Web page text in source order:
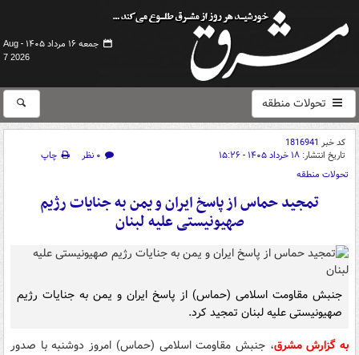
جمعه ۱۶ مرداد ۱۴۰۵ -
Aug
7 2026
تحولات منطقه
کد خبر 1816941
تاریخ انتشار: ۱۸ خرداد ۱۴۰۵ - ۱۵:۲۶ ۰ نظر
چاپ
تحولات منطقه
تمجید حماس از پاسخ ایران و یمن به جنایات رژیم
صهیونیستی علیه لبنان
جنبش مقاومت اسلامی (حماس) از پاسخ ایران و یمن به جنایات رژیم
صهیونیستی علیه لبنان تمجید کرد.
به گزارش مشرق، جنبش مقاومت اسلامی (حماس) امروز دوشنبه با صدور